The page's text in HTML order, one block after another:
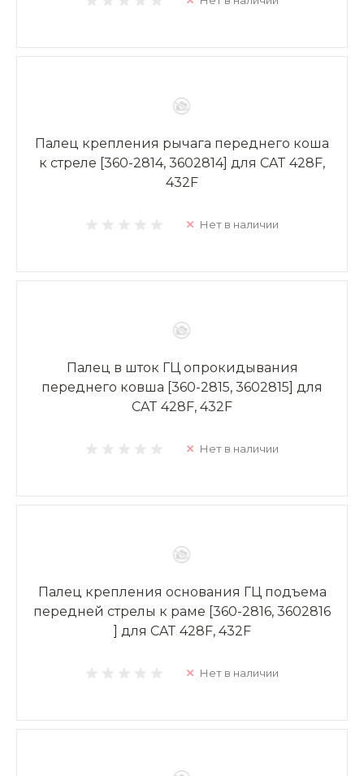
Палец крепления рычага переднего коша
к стреле [360-2814, 3602814] для CAT 428F,
432F
Нет в наличии
Палец в шток ГЦ опрокидывания
переднего ковша [360-2815, 3602815] для
CAT 428F, 432F
Нет в наличии
Палец крепления основания ГЦ подъема
передней стрелы к раме [360-2816, 3602816
] для CAT 428F, 432F
Нет в наличии